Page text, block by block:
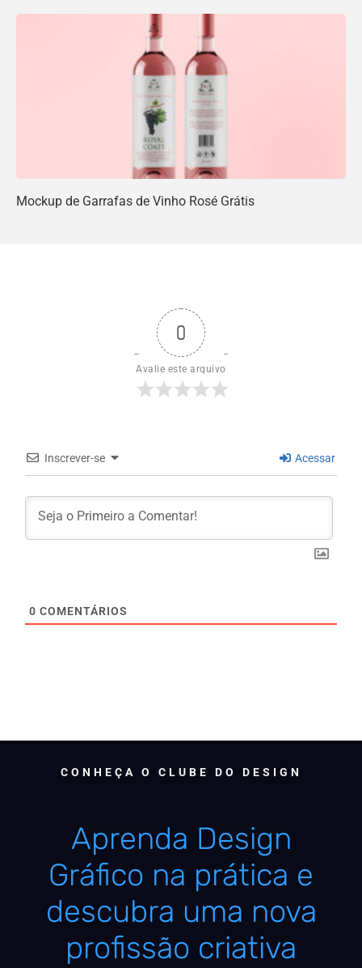
Mockup de Garrafas de Vinho Rosé Grátis
0
Avalie este arquivo
Inscrever-se Acessar
0 COMENTÁRIOS
CONHEÇA O CLUBE DO DESIGN
Aprenda Design
Gráfico na prática e
descubra uma nova
profissão criativa